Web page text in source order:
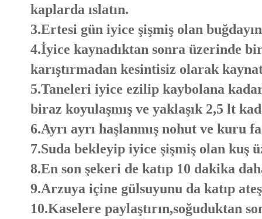
kaplarda ıslatın.
3.Ertesi gün iyice şişmiş olan
4.İyice kaynadıktan sonra üzerinde
karıştırmadan kesintisiz olarak
5.Taneleri iyice ezilip kaybolana
biraz koyulaşmış ve yaklaşık 2,5 lt
6.Ayrı ayrı haşlanmış nohut ve kuru
7.Suda bekleyip iyice şişmiş olan kuş
8.En son şekeri de katıp 10 dakika
9.Arzuya içine gülsuyunu da katıp
10.Kaselere paylaştırın,soğuduktan